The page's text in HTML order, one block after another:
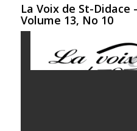
La Voix de St-Didace
Volume 13, No 10